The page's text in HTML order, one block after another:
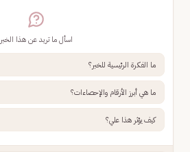
اسأل ما تريد عن هذا الخبر
ما الفكرة الرئيسية للخبر؟
ما هي أبرز الأرقام والإحصاءات؟
كيف يؤثر هذا علي؟